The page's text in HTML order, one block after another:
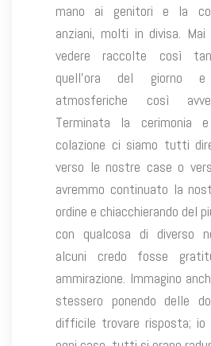
mano ai genitori e la
anziani, molti in divisa.
vedere raccolte così
quell’ora del giorno
atmosferiche così
Terminata la cerimonia
colazione ci siamo tutti
verso le nostre case o
avremmo continuato la
ordine e chiacchierando del
con qualcosa di diverso
alcuni credo fosse
ammirazione. Immagino
stessero ponendo delle
difficile trovare risposta;